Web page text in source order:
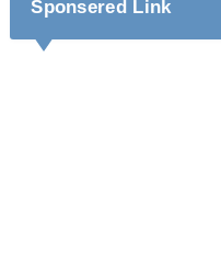
Sponsered Link